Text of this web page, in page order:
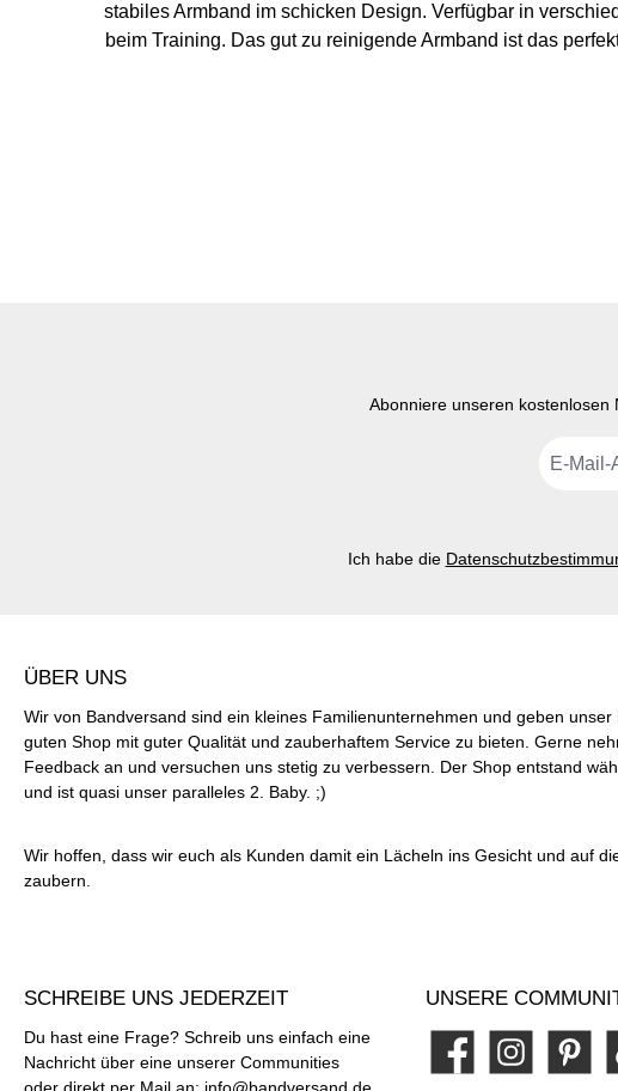
stabiles Armband im schicken Design. Verfügbar in
beim Training. Das gut zu reinigende Armband ist das perfekte Fitness Zubehör
Abonniere unseren kostenlosen
Mail-
Ich habe die
ÜBER UNS
Wir von Bandversand sind ein kleines Familienunternehmen und geben unser
guten Shop mit guter Qualität und zauberhaftem Service zu bieten. Gerne
Feedback an und versuchen uns stetig zu verbessern. Der Shop entstand
und ist quasi unser paralleles 2. Baby. ;)
Wir hoffen, dass wir euch als Kunden damit ein Lächeln ins Gesicht und auf
zaubern.
SCHREIBE UNS JEDERZEIT
Du hast eine Frage? Schreib uns einfach eine
Nachricht über eine unserer Communities
UNSERE
FacebookInstagramPinterest